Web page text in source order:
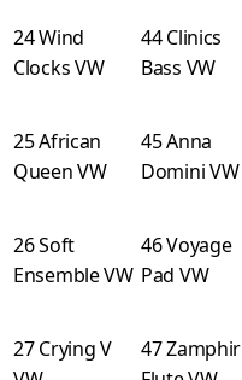
24 Wind
Clocks VW
44 Clinics
Bass VW
25 African
Queen VW
45 Anna
Domini VW
26 Soft
Ensemble VW
46 Voyage
Pad VW
27 Crying V
47 Zamphir